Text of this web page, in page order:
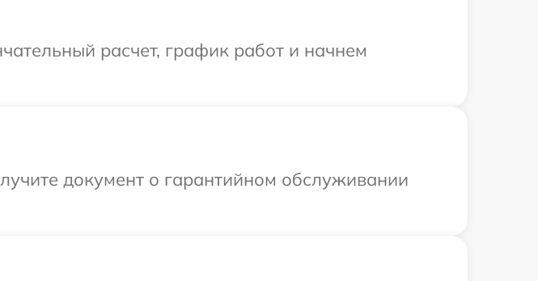
расчет, график работ и начнем
документ о гарантийном обслуживании